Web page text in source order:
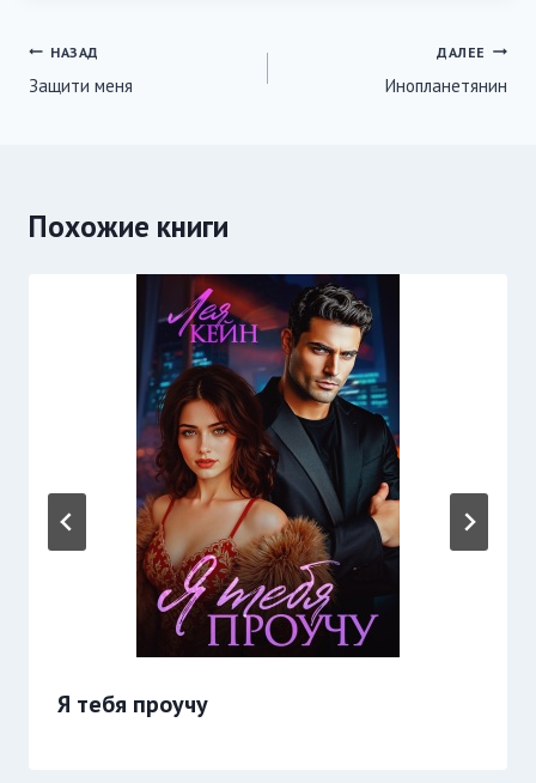
Навигация
по
НАЗАД
Защити меня
ДАЛЕЕ
Инопланетянин
Похожие книги
Я тебя проучу